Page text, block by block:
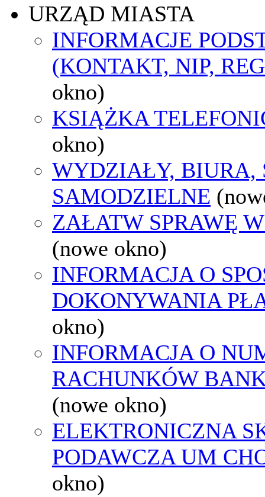
URZĄD MIASTA
INFORMACJE
(KONTAKT, NIP,
okno)
KSIĄŻKA
okno)
WYDZIAŁY, BIURA,
SAMODZIELNE
ZAŁATW SPRAWĘ
(nowe okno)
INFORMACJA O
DOKONYWANIA
okno)
INFORMACJA O
RACHUNKÓW
(nowe okno)
ELEKTRONICZNA
PODAWCZA UM
okno)